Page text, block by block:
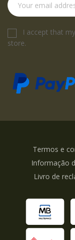
I accept that
store.
Termos e
Informação
Livro de